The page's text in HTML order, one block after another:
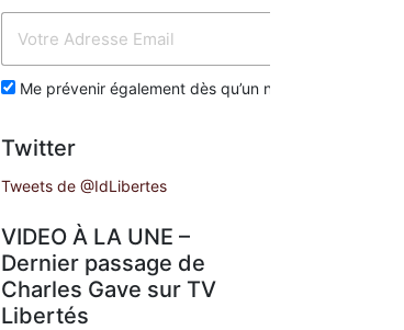
Me prévenir également dès qu’un nouvel article est
Twitter
Tweets de @IdLibertes
VIDEO À LA UNE –
Dernier passage de
Charles Gave sur TV
Libertés